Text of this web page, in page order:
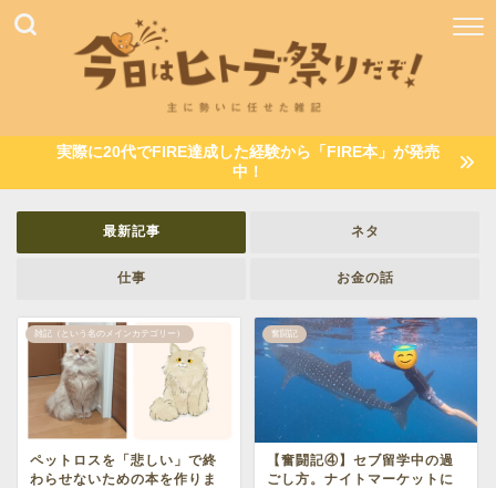
実際に20代でFIRE達成した経験から「FIRE本」が発売
中！
最新記事 ネタ
仕事 お金の話
雑記（という名のメインカテゴリー）
ペットロスを「悲しい」で終
わらせないための本を作りま
奮闘記
【奮闘記④】セブ留学中の過
ごし方。ナイトマーケットに